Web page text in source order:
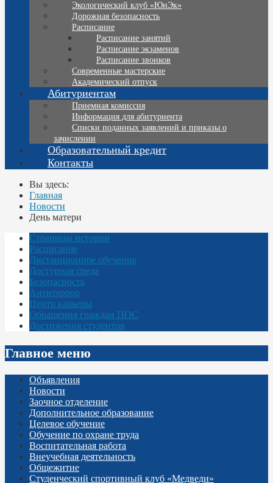
Экологический клуб «ЮнЭк»
Дорожная безопасность
Расписание
Расписание занятий
Расписание экзаменов
Расписание звонков
Современные мастерские
Академический отпуск
Абитуриентам
Приемная комиссия
Информация для абитуриента
Списки поданных заявлений и приказы о
зачислении
Образовательный кредит
Контакты
Вы здесь:
Главная
Новости
День матери
Страницы истории
Расписание
Дистанционное обучение
Доступная среда
Безопасность
Антитеррор
Центр карьеры
Обращения граждан ПОС
Достижения студентов
Главное меню
Объявления
Новости
Заочное отделение
Дополнительное образование
Целевое обучение
Обучение по охране труда
Воспитательная работа
Внеучебная деятельность
Общежитие
Студенческий спортивный клуб «Медведи»